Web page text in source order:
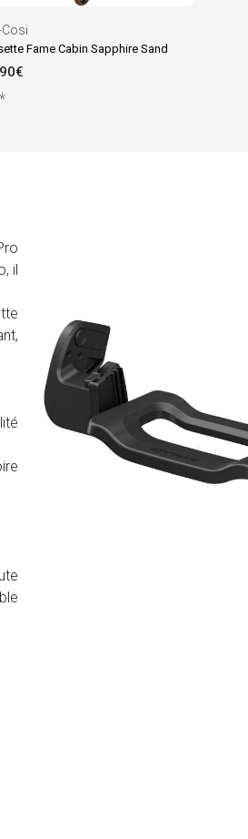
Fame Cabin Sapphire Sand
il